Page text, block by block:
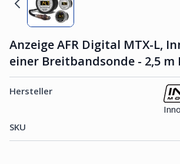
Anzeige AFR Digital MTX-L,
einer Breitbandsonde - 2,5 m
Hersteller
SKU